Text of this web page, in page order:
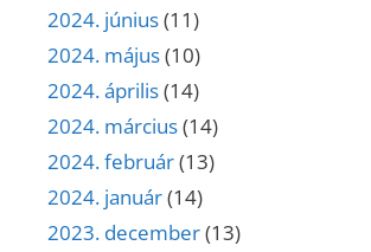
2024. június(11)
2024. május(10)
2024. április(14)
2024. március(14)
2024. február(13)
2024. január(14)
2023. december(13)